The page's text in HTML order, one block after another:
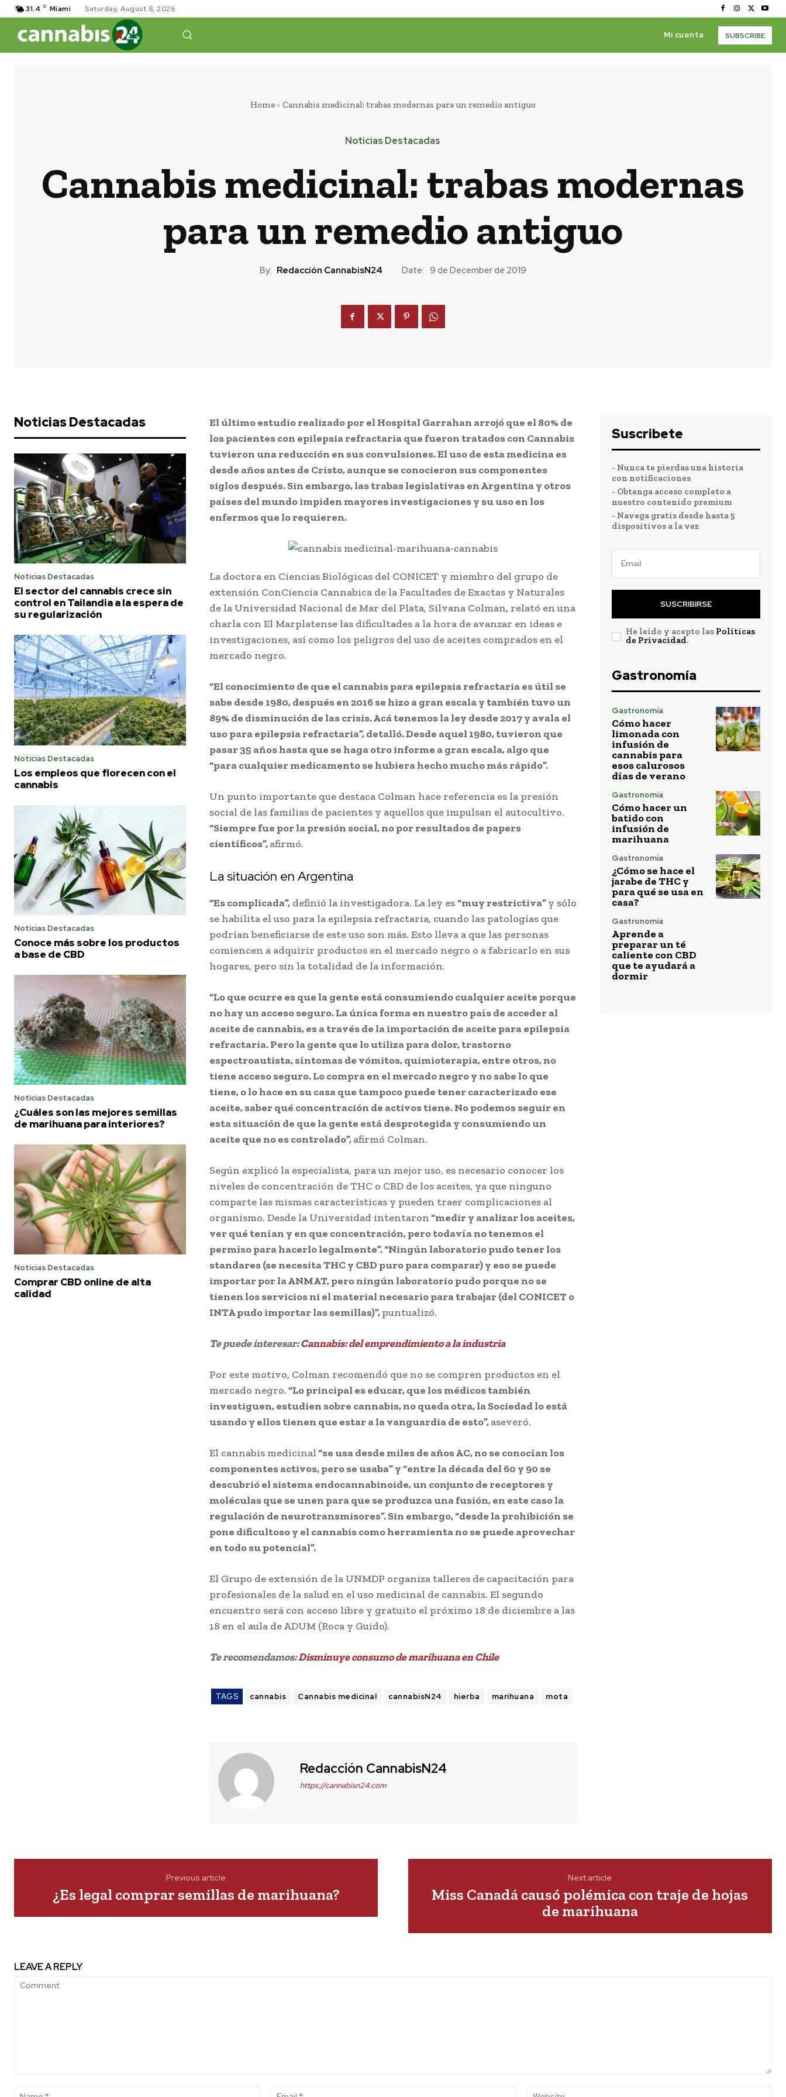
31.4 C Miami Saturday, August 8, 2026
Mi cuenta SUBSCRIBE
Home Cannabis medicinal: trabas modernas para un remedio antiguo
Noticias Destacadas
Cannabis medicinal: trabas modernas
para un remedio antiguo
By: Redacción CannabisN24 Date: 9 de December de 2019
Noticias Destacadas
Noticias Destacadas
El sector del cannabis crece sin
control en Tailandia a la espera de
su regularización
Noticias Destacadas
Los empleos que florecen con el
cannabis
Noticias Destacadas
Conoce más sobre los productos
a base de CBD
Noticias Destacadas
¿Cuáles son las mejores semillas
de marihuana para interiores?
Noticias Destacadas
Comprar CBD online de alta
calidad
El último estudio realizado por el Hospital Garrahan arrojó que el 80% de
los pacientes con epilepsia refractaria que fueron tratados con Cannabis
tuvieron una reducción en sus convulsiones. El uso de esta medicina es
desde años antes de Cristo, aunque se conocieron sus componentes
siglos después. Sin embargo, las trabas legislativas en Argentina y otros
países del mundo impiden mayores investigaciones y su uso en los
enfermos que lo requieren.
La doctora en Ciencias Biológicas del CONICET y miembro del grupo de
extensión ConCiencia Cannabica de la Facultades de Exactas y Naturales
de la Universidad Nacional de Mar del Plata, Silvana Colman, relató en una
charla con El Marplatense las dificultades a la hora de avanzar en ideas e
investigaciones, así como los peligros del uso de aceites comprados en el
mercado negro.
“El conocimiento de que el cannabis para epilepsia refractaria es útil se
sabe desde 1980, después en 2016 se hizo a gran escala y también tuvo un
89% de disminución de las crisis. Acá tenemos la ley desde 2017 y avala el
uso para epilepsia refractaria”, detalló. Desde aquel 1980, tuvieron que
pasar 35 años hasta que se haga otro informe a gran escala, algo que
“para cualquier medicamento se hubiera hecho mucho más rápido”.
Un punto importante que destaca Colman hace referencia es la presión
social de las familias de pacientes y aquellos que impulsan el autocultivo.
“Siempre fue por la presión social, no por resultados de papers
científicos”,afirmó.
La situación en Argentina
“Es complicada”, definió la investigadora. La ley es“muy restrictiva”y sólo
se habilita el uso para la epilepsia refractaria, cuando las patologías que
podrían beneficiarse de este uso son más. Esto lleva a que las personas
comiencen a adquirir productos en el mercado negro o a fabricarlo en sus
hogares, pero sin la totalidad de la información.
“Lo que ocurre es que la gente está consumiendo cualquier aceite porque
no hay un acceso seguro. La única forma en nuestro país de acceder al
aceite de cannabis, es a través de la importación de aceite para epilepsia
refractaria. Pero la gente que lo utiliza para dolor, trastorno
espectroautista, síntomas de vómitos, quimioterapia, entre otros, no
tiene acceso seguro. Lo compra en el mercado negro y no sabe lo que
tiene, o lo hace en su casa que tampoco puede tener caracterizado ese
aceite, saber qué concentración de activos tiene. No podemos seguir en
esta situación de que la gente está desprotegida y consumiendo un
aceite que no es controlado”,afirmó Colman.
Según explicó la especialista, para un mejor uso, es necesario conocer los
niveles de concentración de THC o CBD de los aceites, ya que ninguno
comparte las mismas características y pueden traer complicaciones al
organismo. Desde la Universidad intentaron“medir y analizar los aceites,
ver qué tenían y en que concentración, pero todavía no tenemos el
permiso para hacerlo legalmente”. “Ningún laboratorio pudo tener los
standares (se necesita THC y CBD puro para comparar) y eso se puede
importar por la ANMAT, pero ningún laboratorio pudo porque no se
tienen los servicios ni el material necesario para trabajar (del CONICET o
INTA pudo importar las semillas)”,puntualizó.
Te puede interesar:Cannabis: del emprendimiento a la industria
Por este motivo, Colman recomendó que no se compren productos en el
mercado negro.“Lo principal es educar, que los médicos también
investiguen, estudien sobre cannabis, no queda otra, la Sociedad lo está
usando y ellos tienen que estar a la vanguardia de esto”,aseveró.
El cannabis medicinal“se usa desde miles de años AC, no se conocían los
componentes activos, pero se usaba” y “entre la década del 60 y 90 se
descubrió el sistema endocannabinoide, un conjunto de receptores y
moléculas que se unen para que se produzca una fusión, en este caso la
regulación de neurotransmisores”. Sin embargo, “desde la prohibición se
pone dificultoso y el cannabis como herramienta no se puede aprovechar
en todo su potencial”.
El Grupo de extensión de la UNMDP organiza talleres de capacitación para
profesionales de la salud en el uso medicinal de cannabis. El segundo
encuentro será con acceso libre y gratuito el próximo 18 de diciembre a las
18 en el aula de ADUM (Roca y Guido).
Te recomendamos:Disminuye consumo de marihuana en Chile
TAGS cannabis Cannabis medicinal cannabisN24 hierba marihuana mota
Redacción CannabisN24
https://cannabisn24.com
Suscribete
- Nunca te pierdas una historia
con notificaciones
- Obtenga acceso completo a
nuestro contenido premium
- Navega gratis desde hasta 5
dispositivos a la vez
SUSCRIBIRSE
He leído y acepto las Políticas
de Privacidad.
Gastronomía
Gastronomía
Cómo hacer
limonada con
infusión de
cannabis para
esos calurosos
días de verano
Gastronomía
Cómo hacer un
batido con
infusión de
marihuana
Gastronomía
¿Cómo se hace el
jarabe de THC y
para qué se usa en
casa?
Gastronomía
Aprende a
preparar un té
caliente con CBD
que te ayudará a
dormir
Previous article
¿Es legal comprar semillas de marihuana?
Next article
Miss Canadá causó polémica con traje de hojas
de marihuana
LEAVE A REPLY
Name:*
Email:*